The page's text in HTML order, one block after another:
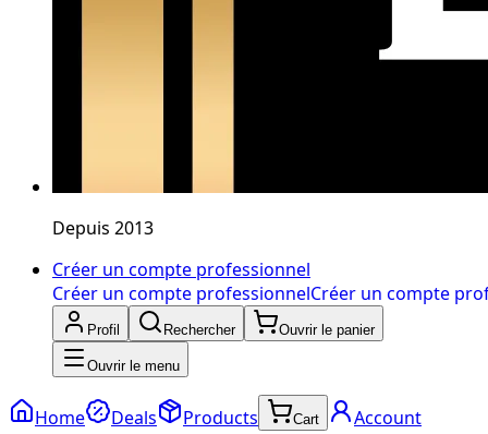
Depuis 2013
Créer un compte professionnel
Créer un compte professionnelCréer un compte
Profil Rechercher Ouvrir le panier
Ouvrir le menu
Home Deals Products Cart
Account